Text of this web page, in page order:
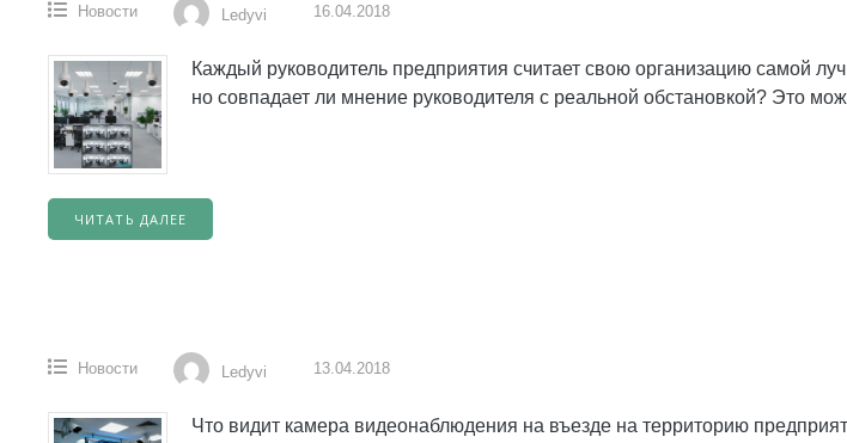
Новости Ledyvi 16.04.2018
Каждый руководитель предприятия считает свою организацию самой
но совпадает ли мнение руководителя с реальной обстановкой? Это
ЧИТАТЬ ДАЛЕЕ
Новости Ledyvi 13.04.2018
Что видит камера видеонаблюдения на въезде на территорию